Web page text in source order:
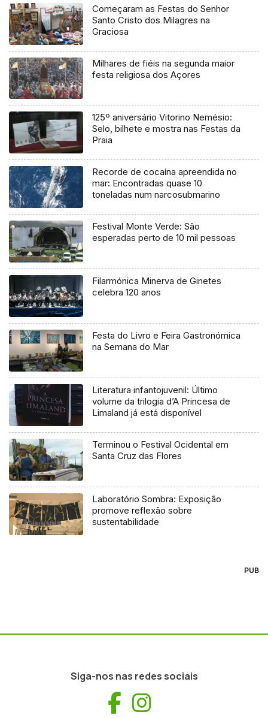
Começaram as Festas do Senhor
Santo Cristo dos Milagres na
Graciosa
Milhares de fiéis na segunda maior
festa religiosa dos Açores
125º aniversário Vitorino Nemésio:
Selo, bilhete e mostra nas Festas da
Praia
Recorde de cocaína apreendida no
mar: Encontradas quase 10
toneladas num narcosubmarino
Festival Monte Verde: São
esperadas perto de 10 mil pessoas
Filarmónica Minerva de Ginetes
celebra 120 anos
Festa do Livro e Feira Gastronómica
na Semana do Mar
Literatura infantojuvenil: Último
volume da trilogia d’A Princesa de
Limaland já está disponível
Terminou o Festival Ocidental em
Santa Cruz das Flores
Laboratório Sombra: Exposição
promove reflexão sobre
sustentabilidade
PUB
Siga-nos nas redes sociais
Facebook